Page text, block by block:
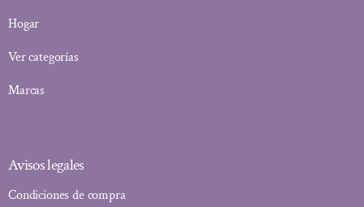
Hogar
Ver categorías
Marcas
Avisos legales
Condiciones de compra